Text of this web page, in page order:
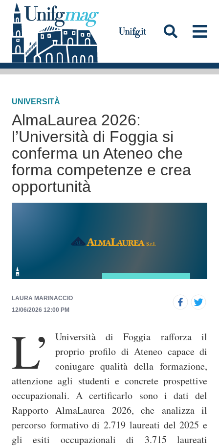
a
a
o
n
t
e
n
r
c
l
e
Testata
UNIVERSITÀ
AlmaLaurea 2026:
l’Università di Foggia si
conferma un Ateneo che
forma competenze e crea
opportunità
LAURA MARINACCIO
12/06/2026 12:00 PM
L’
Università di Foggia rafforza il
proprio profilo di Ateneo capace di
coniugare qualità della formazione,
attenzione agli studenti e concrete prospettive
occupazionali. A certificarlo sono i dati del
Rapporto AlmaLaurea 2026, che analizza il
percorso formativo di 2.719 laureati del 2025 e
gli esiti occupazionali di 3.715 laureati